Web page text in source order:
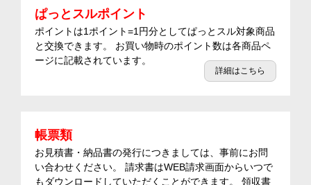
ぱっとスルポイント
ポイントは1ポイント=1円分としてぱっとスル対象商品
と交換できます。 お買い物時のポイント数は各商品ペ
ージに記載されています。
詳細はこちら
帳票類
お見積書・納品書の発行につきましては、事前にお問
い合わせください。 請求書はWEB請求画面からいつで
もダウンロードしていただくことができます。 領収書